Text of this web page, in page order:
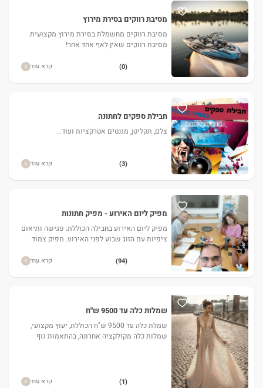
מסיבת רווקים בסירת מירוץ
מסיבת רווקים מחשמלת בסירת מירוץ מקצועית.
מסיבת רווקים שאין לאף אחד אחר!
(0) קרא עוד
חבילת ספקים לחתונה
צלם, תקליטן, מגנטים אטרקציות ועוד...
(3) קרא עוד
מפיק ליום האירוע - מפיק חתונות
מפיק ליום האירוע בחבילה הכוללת: פגישה ותיאום
ציפיות עם הזוג שבוע לפני האירוע. מפיק צמוד
קבלת מפרט לפי
(94) קרא עוד
שמלות כלה עד 9500 ש"ח
שמלת כלה עד 9500 ש"ח הכוללת, יעוץ מקצועי,
שמלות כלה מקולקציה אחרונה, בהתאמות גוף
(1) קרא עוד